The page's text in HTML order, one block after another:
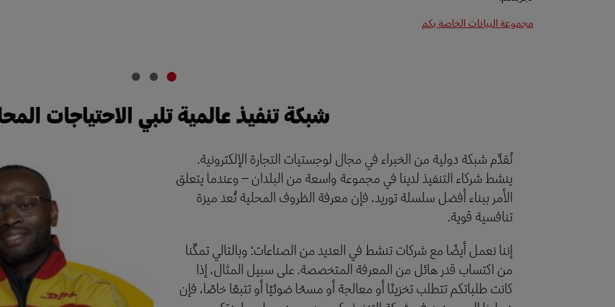
مجموعة البيانات الخاصة بكم
شبكة تنفيذ عالمية تلبي الاحتياجات
نُقدِّم شبكة دولية من الخبراء في مجال لوجستيات التجارة الإلكترونية.
ينشط شركاء التنفيذ لدينا في مجموعة واسعة من البلدان – وعندما يتعلق
الأمر ببناء أفضل سلسلة توريد، فإن معرفة الظروف المحلية تُعد ميزة
تنافسية قوية.
إننا نعمل أيضًا مع شركات تنشط في العديد من الصناعات؛ وبالتالي تمكّنا
من اكتساب قدر هائل من المعرفة المتخصصة. على سبيل المثال، إذا
كانت طلباتكم تتطلب تخزينًا أو معالجة أو مسحًا ضوئيًا أو تتبعًا خاصًا، فإن